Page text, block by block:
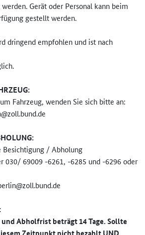
Gerät oder Personal kann beim
gestellt werden.
dringend empfohlen und ist nach
Fahrzeug, wenden Sie sich bitte an:
Besichtigung / Abholung
030/ 69009 -6261, -6285 und -6296 oder
Abholfrist beträgt 14 Tage. Sollte